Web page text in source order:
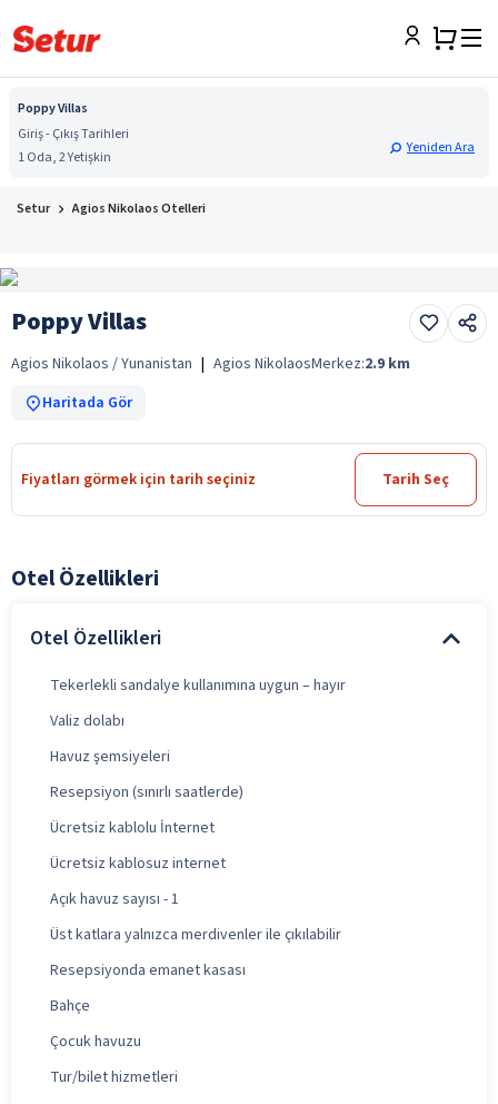
Poppy Villas
Giriş - Çıkış Tarihleri
1 Oda, 2 Yetişkin
Yeniden Ara
Setur Agios Nikolaos Otelleri
Poppy Villas
Agios Nikolaos / Yunanistan | Agios NikolaosMerkez:2.9 km
Haritada Gör
Fiyatları görmek için tarih seçiniz Tarih Seç
Otel Özellikleri
Otel Özellikleri
Tekerlekli sandalye kullanımına uygun – hayır
Valiz dolabı
Havuz şemsiyeleri
Resepsiyon (sınırlı saatlerde)
Ücretsiz kablolu İnternet
Ücretsiz kablosuz internet
Açık havuz sayısı - 1
Üst katlara yalnızca merdivenler ile çıkılabilir
Resepsiyonda emanet kasası
Bahçe
Çocuk havuzu
Tur/bilet hizmetleri